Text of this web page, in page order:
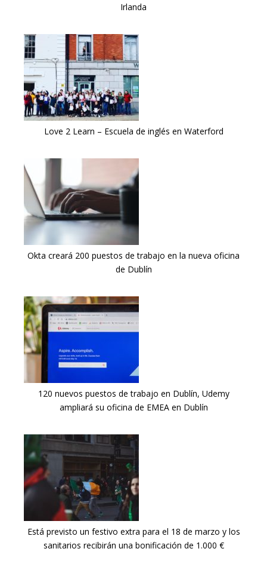
Irlanda
Love 2 Learn – Escuela de inglés en Waterford
Okta creará 200 puestos de trabajo en la nueva oficina
de Dublín
120 nuevos puestos de trabajo en Dublín, Udemy
ampliará su oficina de EMEA en Dublín
Está previsto un festivo extra para el 18 de marzo y los
sanitarios recibirán una bonificación de 1.000 €